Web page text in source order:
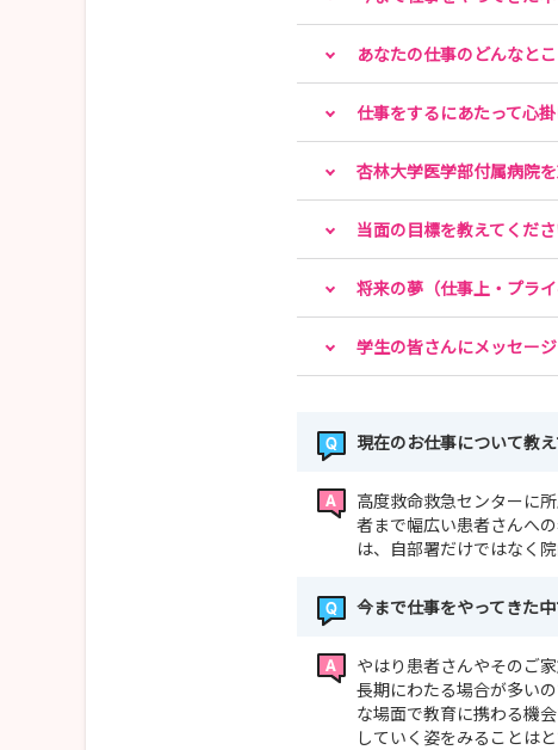
あなたの仕事のどんなと
仕事をするにあたって心
杏林大学医学部付属病院
当面の目標を教えてくだ
将来の夢（仕事上・プラ
学生の皆さんにメッセー
現在のお仕事について教
高度救命救急センターに
者まで幅広い患者さんへ
は、自部署だけではなく
今まで仕事をやってきた
やはり患者さんやそのご
長期にわたる場合が多い
な場面で教育に携わる機
していく姿をみることは